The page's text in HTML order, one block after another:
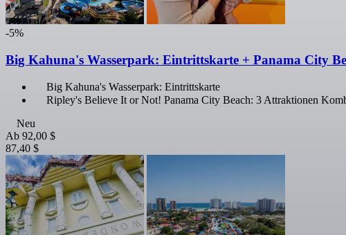
-5%
Big Kahuna's Wasserpark: Eintrittskarte + Panama City
Big Kahuna's Wasserpark: Eintrittskarte
Ripley's Believe It or Not! Panama City Beach: 3 Attraktionen
Neu
Ab 92,00 $
87,40 $